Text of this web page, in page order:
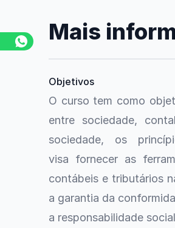
Mais
Objetivos
O curso tem como
entre sociedade,
sociedade, os
visa fornecer as
contábeis e tributários
a garantia da
a responsabilidade